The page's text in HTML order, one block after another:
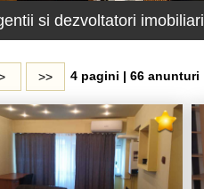
si dezvoltatori imobiliari
>> 4 pagini | 66 anunturi